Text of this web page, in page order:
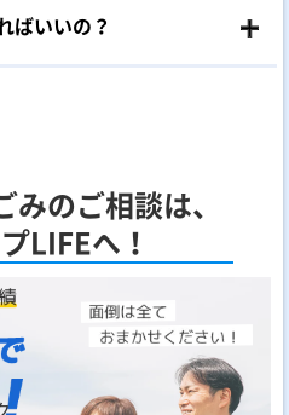
ばいいの？
のご相談は、
LIFEへ！